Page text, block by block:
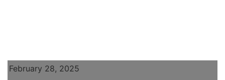
February 28, 2025